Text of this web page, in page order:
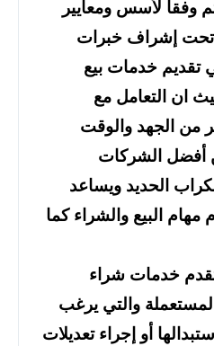
وفقا لأسس ومعايير
تحت إشراف خبرات
تقديم خدمات بيع
ان التعامل مع
من الجهد والوقت
أفضل الشركات
الحديد ويساعد
البيع والشراء كما
خدمات شراء
والتي يرغب
أو إجراء تعديلات